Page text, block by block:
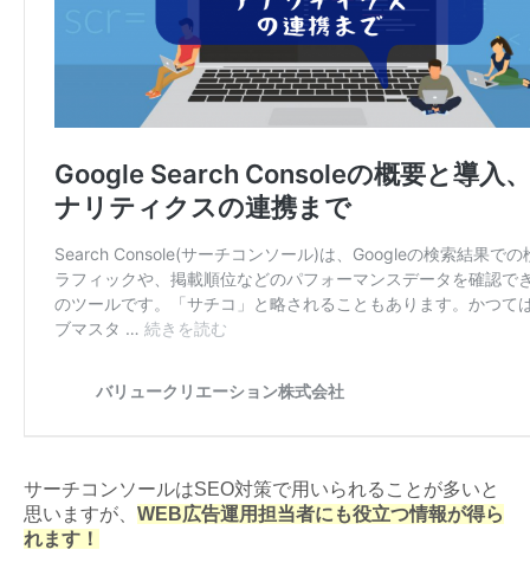
サーチコンソールはSEO対策で用いられることが多いと
思いますが、 WEB広告運用担当者にも役立つ情報が得ら
れます！